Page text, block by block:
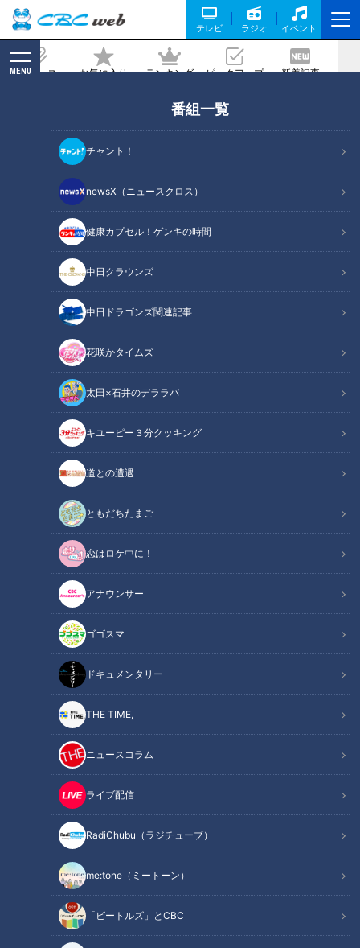
テレビ ラジオ イベント
ニュース お気に入り ランキング ピックアップ 新着記事
MENU
番組一覧
チャント！
newsX（ニュースクロス）
健康カプセル！ゲンキの時間
中日クラウンズ
中日ドラゴンズ関連記事
花咲かタイムズ
太田×石井のデララバ
キユーピー３分クッキング
道との遭遇
ともだちたまご
恋はロケ中に！
アナウンサー
ゴゴスマ
ドキュメンタリー
THE TIME,
ニュースコラム
ライブ配信
RadiChubu（ラジチューブ）
me:tone（ミートーン）
「ビートルズ」とCBC
ンパル」。エビフライサンドなど人気メ
ニューが豊富・テイクアウトもOK！
2023/12/22 16:55
CBCテレビ：画像「デララバ」
太田×石井のデララバ
名古屋めしマニアの裏話
名古屋といったら喫茶店文化が盛んですよね。朝活にモーニン
グを楽しんだり、ランチやディナーの代わりになるほどのボリ
ュームと美味しさを兼ね備えたフードメニューも豊富。数ある
喫茶店の中でもレトロな雰囲気で人気の「コンパル」。今回
は、人気・実力・歴史の三拍子揃った「コンパル」の魅力に迫
ります。
いち早くチェーン展開。喫茶店文化を牽引してきた「コン
パル」の歴史
コンパルの美味しさの秘密～コーヒー編～
コンパルの美味しさの秘密～エビフライサンド編～
サンドイッチだけじゃないコンパルの人気メニュー
常に時代の先駆けとなったコンパル。今後も変わらない姿
で愛されていく。
オススメ関連コンテンツ